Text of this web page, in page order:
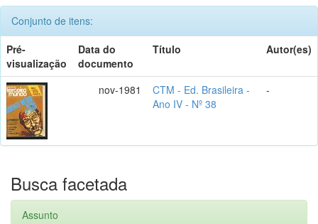
Conjunto de itens:
Pré-
visualização
Data do
documento
Título Autor(es)
nov-1981
CTM - Ed. Brasileira -
Ano IV - Nº 38
-
Busca facetada
Assunto